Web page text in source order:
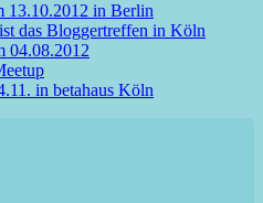
13.10.2012 in Berlin
das Bloggertreffen in Köln
04.08.2012
in betahaus Köln